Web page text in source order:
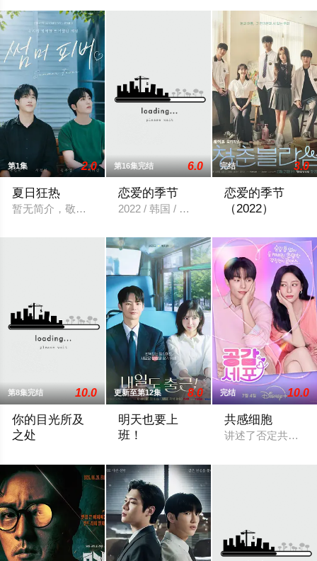
第1集 2.0
夏日狂热
暂无简介，敬请期待
第16集完结 6.0
恋爱的季节
2022 / 韩国 / 徐智勋,苏珠妍,金珉奎,姜惠媛
完结 3.0
恋爱的季节
（2022）
第8集完结 10.0
你的目光所及
之处
更新至第12集 8.0
明天也要上
班！
完结 10.0
共感细胞
讲述了否定共感的